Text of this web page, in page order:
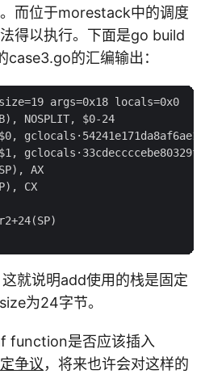
而位于morestack中的调度
得以执行。下面是go build
case3.go的汇编输出：
args=0x18 locals=0x0
NOSPLIT, $0-24
AX
CX
就说明add使用的栈是固定
为24字节。
function是否应该插入
争议，将来也许会对这样的